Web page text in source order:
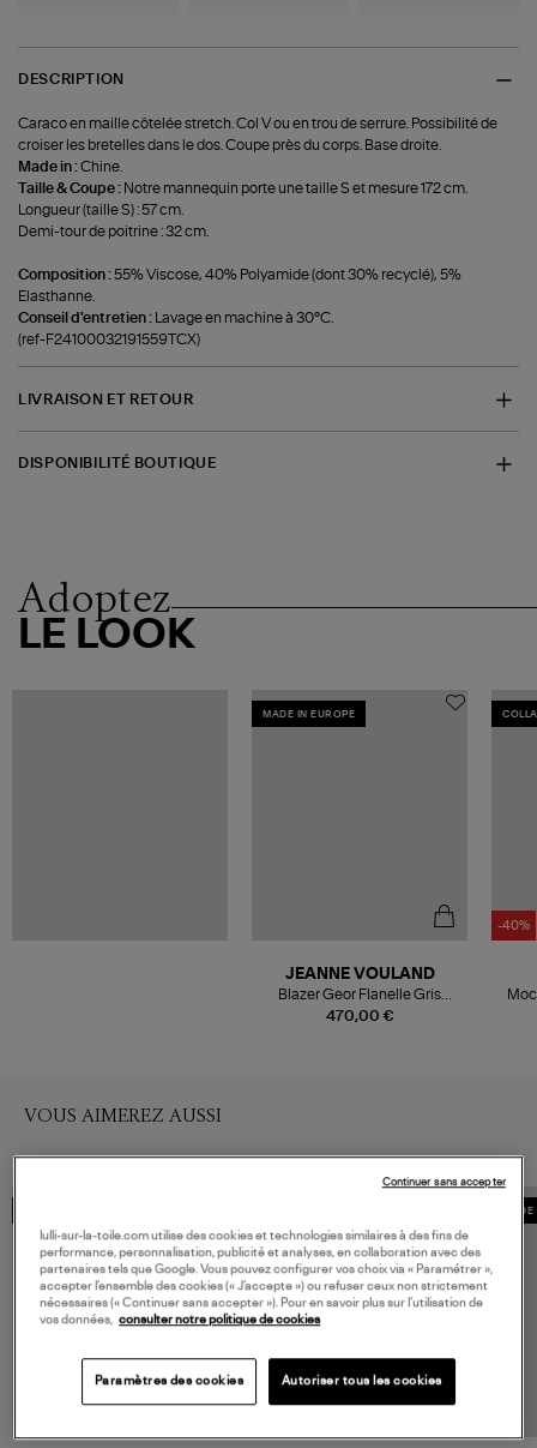
DESCRIPTION
Caraco en maille côtelée stretch. Col V ou en trou de serrure. Possibilité de
croiser les bretelles dans le dos. Coupe près du corps. Base droite.
Made in :Chine.
Taille & Coupe : Notre mannequin porte une taille S et mesure 172 cm.
Longueur (taille S) : 57 cm.
Demi-tour de poitrine : 32 cm.
Composition :55% Viscose, 40% Polyamide (dont 30% recyclé), 5%
Elasthanne.
Conseil d'entretien :
Lavage en machine à 30°C.
(ref-F24100032191559TCX)
LIVRAISON ET RETOUR
DISPONIBILITÉ BOUTIQUE
Adoptez
LE LOOK
MADE IN EUROPE
470,00 €
JEANNE VOULAND
Blazer Geor Flanelle Gris
Léopard
-40%
VOUS AIMEREZ AUSSI
lulli-sur-la-toile.com utilise des cookies et technologies similaires à des fins de
performance, personnalisation, publicité et analyses, en collaboration avec des
partenaires tels que Google. Vous pouvez configurer vos choix via « Paramétrer »,
accepter l’ensemble des cookies (« J’accepte ») ou refuser ceux non strictement
nécessaires (« Continuer sans accepter »). Pour en savoir plus sur l’utilisation de
vos données, consulter notre politique de cookies
Paramètres des cookies Autoriser tous les cookies
Continuer sans accepter